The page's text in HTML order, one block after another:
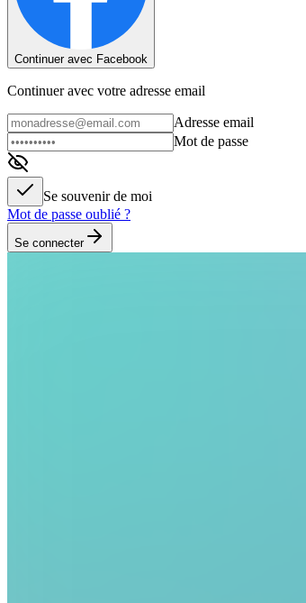
Continuer avec Facebook
Continuer avec votre adresse email
Adresse email
Mot de passe
Se souvenir de moi
Mot de passe oublié ?
Se connecter